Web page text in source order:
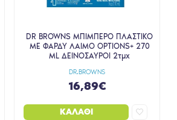
DR.BROWNS
DR BROWNS ΜΠΙΜΠΕΡΟ ΠΛΑΣΤΙΚΟ
ΜΕ ΦΑΡΔΥ ΛΑΙΜΟ OPTIONS+ 270
ML ΔΕΙΝΟΣΑΥΡΟΙ 2τμχ
16,89€
ΚΑΛΆΘΙ